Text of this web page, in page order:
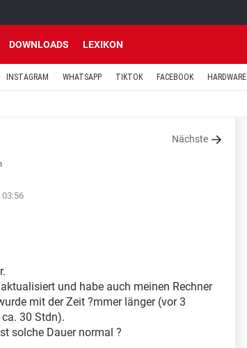
DOWNLOADS LEXIKON
INSTAGRAM WHATSAPP TIKTOK FACEBOOK HARDWARE
Nächste
03:56
und habe auch meinen Rechner
mit der Zeit ?mmer länger (vor 3
30 Stdn).
solche Dauer normal ?